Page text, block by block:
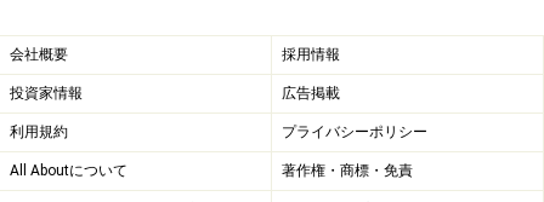
今年も「ドリエン」はCD発売を予定しているとのこと。
また、このメンバーによる新コスチュームのお披露目＆
撮影会が2018年3月10日（土）青山スタジオで開催され
るとのこと。これは「SUPER GT」の開幕戦より早く彼
女たちのコスチューム姿を激写できる絶好の機会。詳し
会社概要 採用情報
投資家情報 広告掲載
利用規約 プライバシーポリシー
All Aboutについて 著作権・商標・免責